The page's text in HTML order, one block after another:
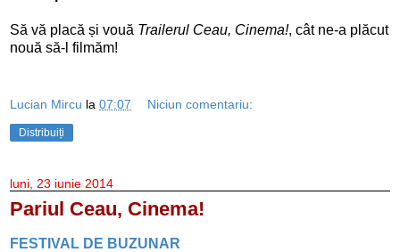
Să vă placă și vouă Trailerul Ceau, Cinema!, cât ne-a plăcut
nouă să-l filmăm!
Lucian Mircu la 07:07 Niciun comentariu:
Distribuiți
luni, 23 iunie 2014
Pariul Ceau, Cinema!
FESTIVAL DE BUZUNAR